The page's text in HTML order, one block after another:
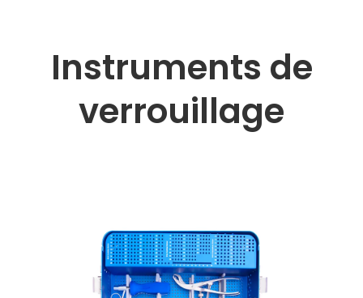
Instruments de
verrouillage